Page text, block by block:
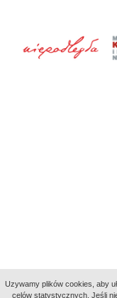
Uzywamy plików cookies, aby
celów statystycznych. Jeśli